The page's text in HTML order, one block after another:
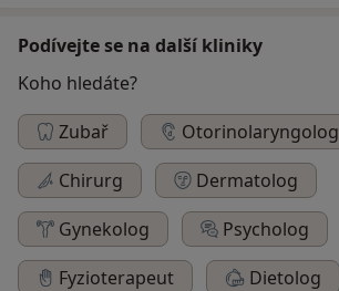
Podívejte se na další kliniky
Koho hledáte?
Zubař
Otorinolaryngolog
Chirurg
Dermatolog
Gynekolog
Psycholog
Fyzioterapeut
Dietolog